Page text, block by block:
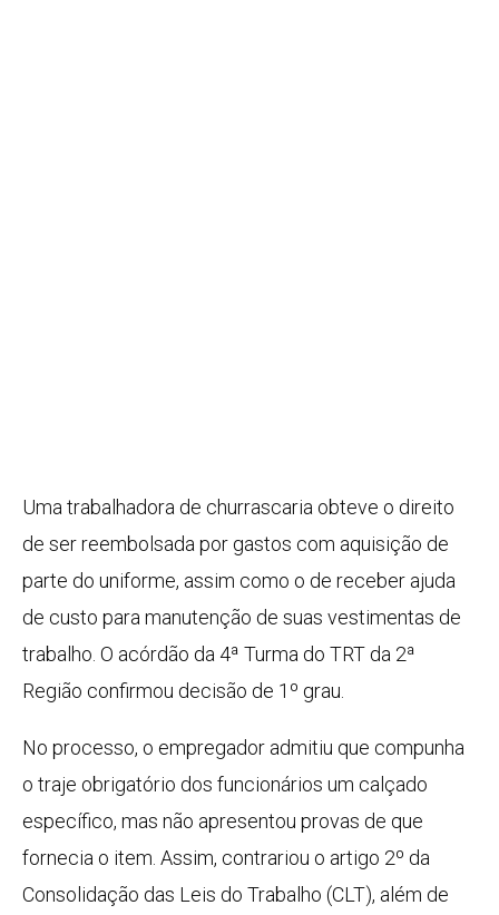
Uma trabalhadora de churrascaria obteve o direito
de ser reembolsada por gastos com aquisição de
parte do uniforme, assim como o de receber ajuda
de custo para manutenção de suas vestimentas de
trabalho. O acórdão da 4ª Turma do TRT da 2ª
Região confirmou decisão de 1º grau.
No processo, o empregador admitiu que compunha
o traje obrigatório dos funcionários um calçado
específico, mas não apresentou provas de que
fornecia o item. Assim, contrariou o artigo 2º da
Consolidação das Leis do Trabalho (CLT), além de